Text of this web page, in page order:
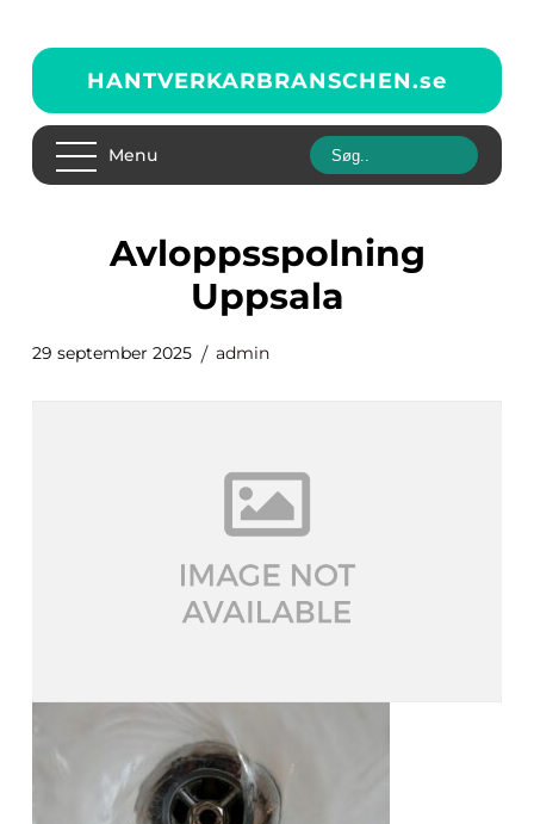
HANTVERKARBRANSCHEN.se
Menu
Avloppsspolning
Uppsala
29 september 2025 admin